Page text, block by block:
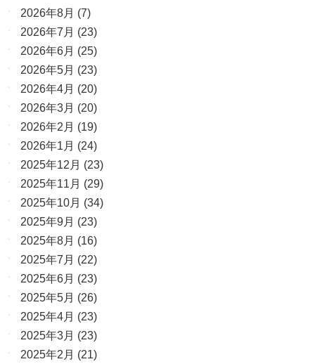
2026年8月 (7)
2026年7月 (23)
2026年6月 (25)
2026年5月 (23)
2026年4月 (20)
2026年3月 (20)
2026年2月 (19)
2026年1月 (24)
2025年12月 (23)
2025年11月 (29)
2025年10月 (34)
2025年9月 (23)
2025年8月 (16)
2025年7月 (22)
2025年6月 (23)
2025年5月 (26)
2025年4月 (23)
2025年3月 (23)
2025年2月 (21)